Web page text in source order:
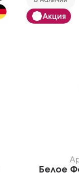
Акция
Белое